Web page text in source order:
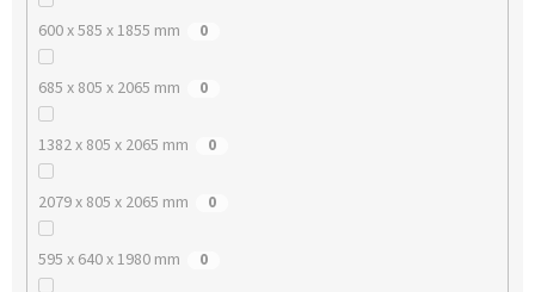
600 x 585 x 1855 mm 0
685 x 805 x 2065 mm 0
1382 x 805 x 2065 mm 0
2079 x 805 x 2065 mm 0
595 x 640 x 1980 mm 0